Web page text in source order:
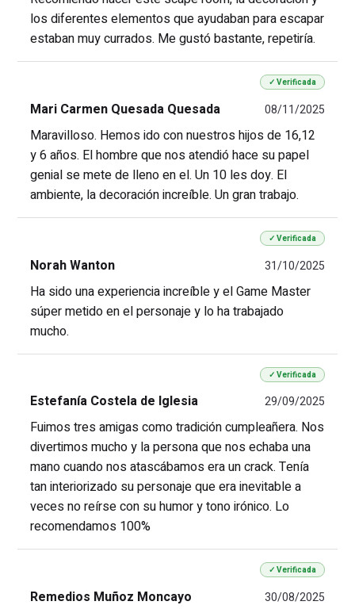
los diferentes elementos que ayudaban para escapar
estaban muy currados. Me gustó bastante, repetiría.
✓ Verificada
Mari Carmen Quesada Quesada 08/11/2025
Maravilloso. Hemos ido con nuestros hijos de 16,12
y 6 años. El hombre que nos atendió hace su papel
genial se mete de lleno en el. Un 10 les doy. El
ambiente, la decoración increíble. Un gran trabajo.
✓ Verificada
Norah Wanton 31/10/2025
Ha sido una experiencia increíble y el Game Master
súper metido en el personaje y lo ha trabajado
mucho.
✓ Verificada
Estefanía Costela de lglesia 29/09/2025
Fuimos tres amigas como tradición cumpleañera. Nos
divertimos mucho y la persona que nos echaba una
mano cuando nos atascábamos era un crack. Tenía
tan interiorizado su personaje que era inevitable a
veces no reírse con su humor y tono irónico. Lo
recomendamos 100%
✓ Verificada
Remedios Muñoz Moncayo 30/08/2025